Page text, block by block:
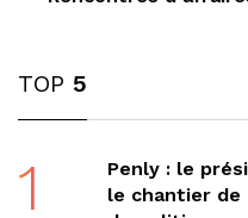
TOP 5
1
Penly : le
le chantier de